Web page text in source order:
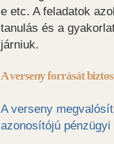
e etc. A feladatok
tanulás és a
járniuk.
A verseny forrását
A verseny
azonosítójú